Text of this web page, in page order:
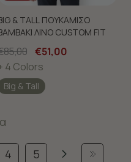
& TALL ΠΟΥΚΑΜΙΣΟ
ΛΙΝΟ CUSTOM FIT
€51,00
4 Colors
Big & Tall
4 5